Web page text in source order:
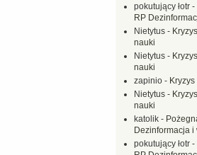
pokutujący łotr -
RP
Nietytus -
nauki
Nietytus -
nauki
zapinio -
Nietytus -
nauki
katolik -
Dezinformacja i
pokutujący łotr -